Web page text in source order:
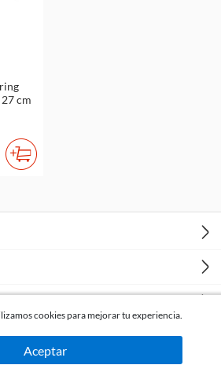
cm
cookies para mejorar tu experiencia.
Aceptar